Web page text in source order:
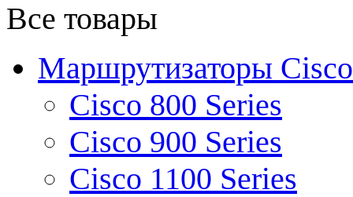
Все товары
Маршрутизаторы Cisco
Cisco 800 Series
Cisco 900 Series
Cisco 1100 Series